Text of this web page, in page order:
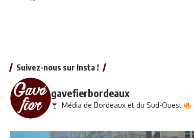
Suivez-nous sur Insta !
gavefierbordeaux
Média de Bordeaux et du Sud-Ouest